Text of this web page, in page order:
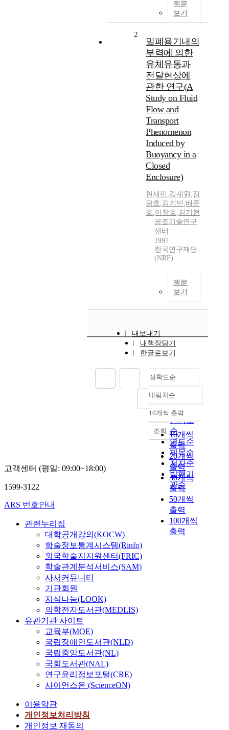
원문
보기
2
밀폐용기내의
부력에 의한
유체유동과
전달현상에
관한 연구(A
Study on Fluid
Flow and
Transport
Phenomenon
Induced by
Buoyancy in a
Closed
Enclosure)
현재민 ,김재원 ,정
광효 ,김기빈 ,배준
호,이창호,김기현
공조기술연구
센터
1997
한국연구재단
(NRF)
원문
보기
내보내기
내책장담기
한글로보기
정확도순
정확도
순
인기도
순
연도순
제목순
저자순
발행기
관순
내림차순
내림차순
10개씩 출력
10개씩
출력
20개씩
출력
30개씩
출력
50개씩
출력
100개씩
출력
조회
고객센터 (평일: 09:00~18:00)
1599-3122
ARS 번호안내
관련누리집
대학공개강의(KOCW)
학술정보통계시스템(Rinfo)
외국학술지지원센터(FRIC)
학술관계분석서비스(SAM)
사서커뮤니티
기관회원
지식나눔(LOOK)
의학전자도서관(MEDLIS)
유관기관 사이트
교육부(MOE)
국립장애인도서관(NLD)
국립중앙도서관(NL)
국회도서관(NAL)
연구윤리정보포털(CRE)
사이언스온 (ScienceON)
이용약관
개인정보처리방침
개인정보 재동의